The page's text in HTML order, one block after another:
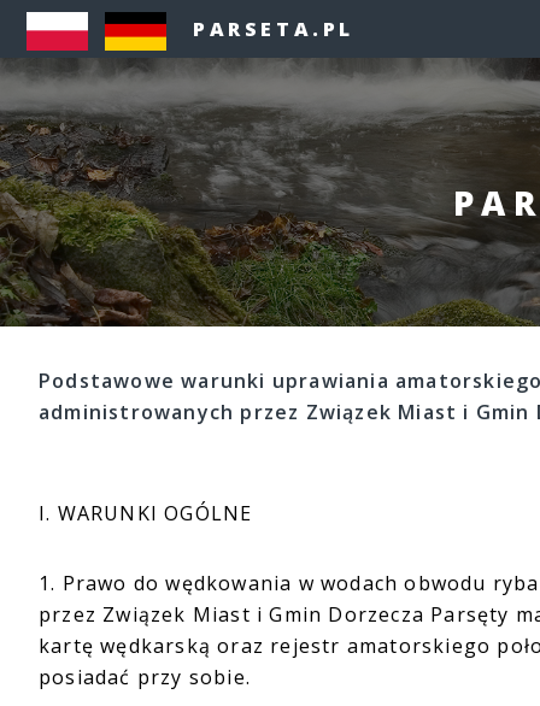
PARSETA.PL
Podstawowe warunki uprawiania
administrowanych przez Związek Miast i Gmin
I. WARUNKI OGÓLNE
1. Prawo do wędkowania w wodach obwodu
przez Związek Miast i Gmin Dorzecza Parsęty
kartę wędkarską oraz rejestr amatorskiego
posiadać przy sobie.